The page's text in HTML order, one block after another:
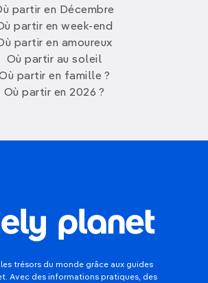
partir en Décembre
partir en week-end
partir en amoureux
Où partir au soleil
partir en famille ?
Où partir en 2026 ?
trésors du monde grâce aux guides
Avec des informations pratiques, des